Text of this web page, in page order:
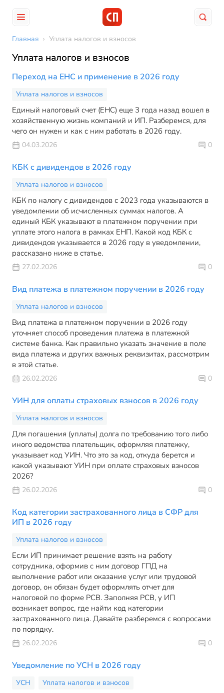
Главная › Уплата налогов и взносов
Уплата налогов и взносов
Переход на ЕНС и применение в 2026 году
Уплата налогов и взносов
Единый налоговый счет (ЕНС) еще 3 года назад вошел в
хозяйственную жизнь компаний и ИП. Разберемся, для
чего он нужен и как с ним работать в 2026 году.
04.03.2026 0
КБК с дивидендов в 2026 году
Уплата налогов и взносов
КБК по налогу с дивидендов с 2023 года указываются в
уведомлении об исчисленных суммах налогов. А
единый КБК указывают в платежном поручении при
уплате этого налога в рамках ЕНП. Какой код КБК с
дивидендов указывается в 2026 году в уведомлении,
рассказано ниже в статье.
27.02.2026 0
Вид платежа в платежном поручении в 2026 году
Уплата налогов и взносов
Вид платежа в платежном поручении в 2026 году
уточняет способ проведения платежа в платежной
системе банка. Как правильно указать значение в поле
вида платежа и других важных реквизитах, рассмотрим
в этой статье.
26.02.2026 0
УИН для оплаты страховых взносов в 2026 году
Уплата налогов и взносов
Для погашения (уплаты) долга по требованию того либо
иного ведомства плательщик, оформляя платежку,
указывает код УИН. Что это за код, откуда берется и
какой указывают УИН при оплате страховых взносов
2026?
26.02.2026 0
Код категории застрахованного лица в СФР для
ИП в 2026 году
Уплата налогов и взносов
Если ИП принимает решение взять на работу
сотрудника, оформив с ним договор ГПД на
выполнение работ или оказание услуг или трудовой
договор, он обязан будет оформлять отчет для
налоговой по форме РСВ. Заполняя РСВ, у ИП
возникает вопрос, где найти код категории
застрахованного лица. Давайте разберемся с вопросами
по порядку.
26.02.2026 0
Уведомление по УСН в 2026 году
УСН Уплата налогов и взносов